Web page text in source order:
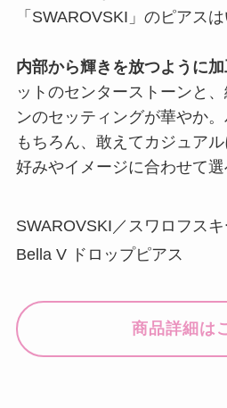
「SWAROVSKI」のピアス
内部から輝きを放つように
ットのセンターストーンと
ンのセッティングが華やか
もちろん、敢えてカジュアル
好みやイメージに合わせて選
SWAROVSKI／スワロフスキ
Bella V ドロップピアス
商品詳細は